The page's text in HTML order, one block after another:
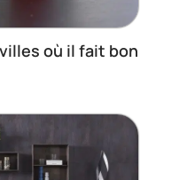
où il fait bon